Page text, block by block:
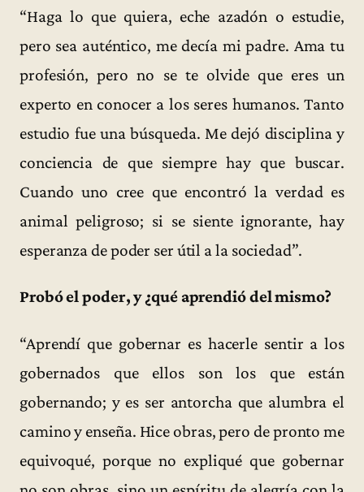
“Haga lo que quiera, eche azadón o estudie,
pero sea auténtico, me decía mi padre. Ama tu
profesión, pero no se te olvide que eres un
experto en conocer a los seres humanos. Tanto
estudio fue una búsqueda. Me dejó disciplina y
conciencia de que siempre hay que buscar.
Cuando uno cree que encontró la verdad es
animal peligroso; si se siente ignorante, hay
esperanza de poder ser útil a la sociedad”.
Probó el poder, y ¿qué aprendió del mismo?
“Aprendí que gobernar es hacerle sentir a los
gobernados que ellos son los que están
gobernando; y es ser antorcha que alumbra el
camino y enseña. Hice obras, pero de pronto me
equivoqué, porque no expliqué que gobernar